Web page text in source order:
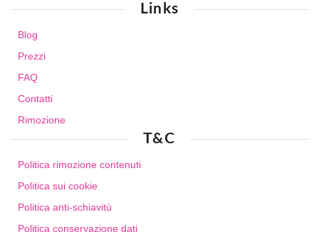
Links
Blog
Prezzi
FAQ
Contatti
Rimozione
T&C
Politica rimozione contenuti
Politica sui cookie
Politica anti-schiavitù
Politica conservazione dati